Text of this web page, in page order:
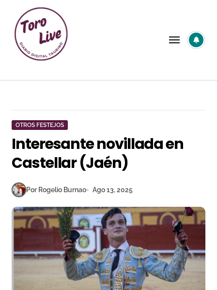
contenido
OTROS FESTEJOS
Interesante novillada en
Castellar (Jaén)
Por Rogelio Burnao Ago 13, 2025